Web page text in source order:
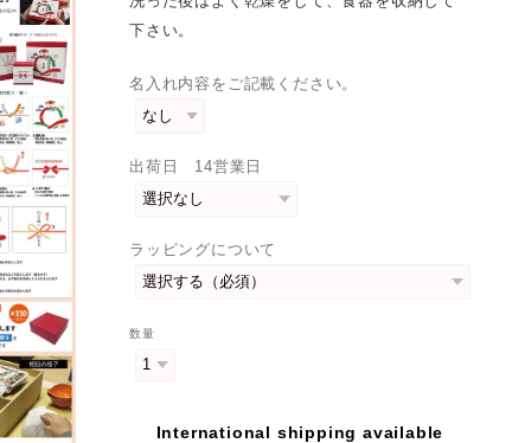
下さい。
名入れ内容をご記載ください。
出荷日 14営業日
ラッピングについて
数量
International shipping available